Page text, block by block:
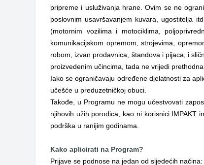
pripreme i usluživanja hrane. Ovim se ne
poslovnim usavršavanjem kuvara, ugostitelja
(motornim vozilima i motociklima,
komunikacijskom opremom, strojevima,
robom, izvan prodavnica, štandova i pijaca, i
proizvedenim učincima, tada ne vrijedi prethodna
Iako se ograničavaju određene djelatnosti za
učešće u preduzetničkoj obuci.
Takođe, u Programu ne mogu učestvovati
njihovih užih porodica, kao ni korisnici IMPAKT
podrška u ranijim godinama.
Kako aplicirati na Program?
Prijave se podnose na jedan od sljedećih načina: